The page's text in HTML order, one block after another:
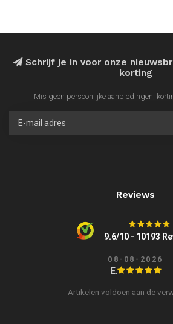
Schrijf je in voor onze
korting
Mis geen persoonlijke aanbiedingen,
Reviews
9.6/10 - 10193
08-08-2026
E.
Artikelen voldoen aan de